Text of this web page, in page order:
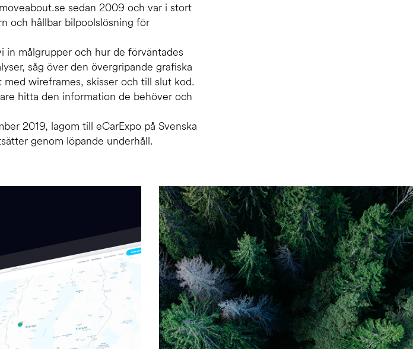
sedan 2009 och var i stort
och hållbar bilpoolslösning för
in målgrupper och hur de förväntades
såg över den övergripande grafiska
wireframes, skisser och till slut kod.
hitta den information de behöver och
2019, lagom till eCarExpo på Svenska
genom löpande underhåll.